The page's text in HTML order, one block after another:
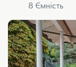
8 Ємність